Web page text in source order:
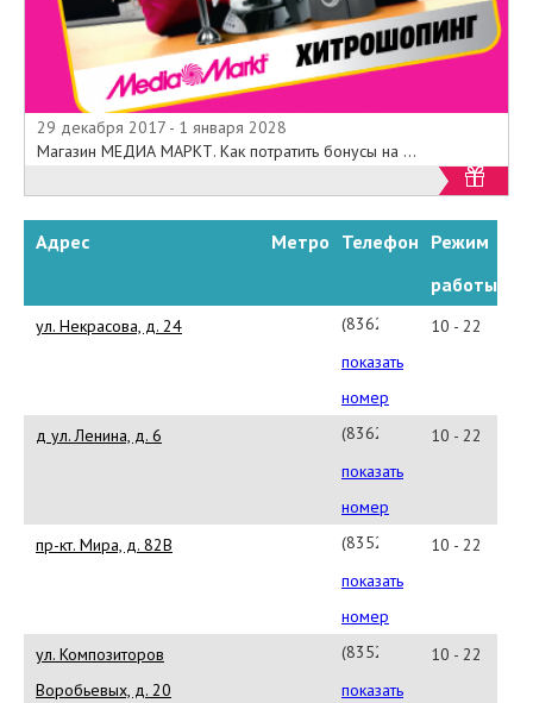
29 декабря 2017 - 1 января 2028
Магазин МЕДИА МАРКТ. Как потратить бонусы на ...
Адрес Метро Телефон Режим
работы
ул. Некрасова, д. 24
(8362)33-
00-
00(#24688)
показать
номер
10 - 22
д ул. Ленина, д. 6
(8362)33-
00-
00(#24696)
показать
номер
10 - 22
пр-кт. Мира, д. 82В
(8352)280-
00(#24430)
показать
номер
10 - 22
ул. Композиторов
Воробьевых, д. 20
(8352)280-
00(#24695)
показать
10 - 22